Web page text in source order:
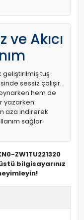
ve Akıcı
geliştirilmiş tuş
sessiz çalışır.
hem de
yazarken
aza indirerek
sağlar.
ZW1TU221320
bilgisayarınız